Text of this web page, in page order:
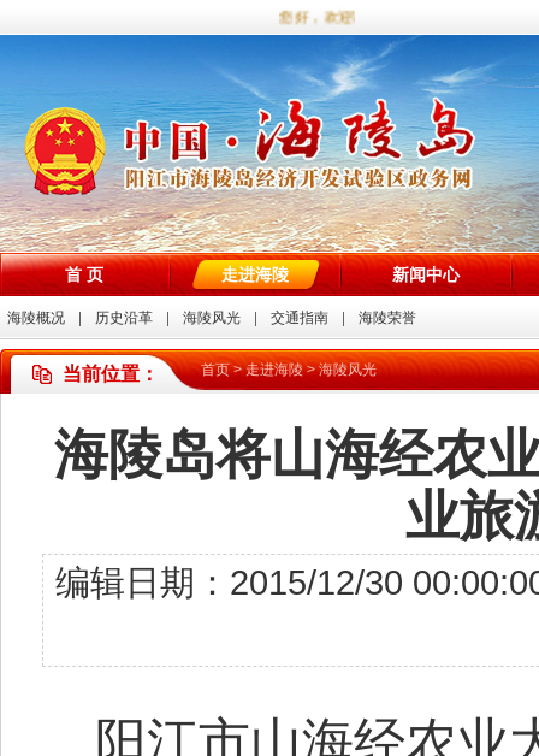
您好，欢迎访问海陵试验区政务网站！
首 页 走进海陵 新闻中心
海陵概况 历史沿革 海陵风光 交通指南 海陵荣誉
当前位置： 首页>走进海陵>海陵风光
海陵岛将山海经农
业旅
编辑日期：2015/12/30
阳江市山海经农业